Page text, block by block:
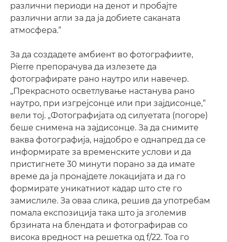
различни периоди на денот и пробајте
различни агли за да ја добиете саканата
атмосфера.“
За да создадете амбиент во фотографиите,
Pierre препорачува да излезете да
фотографирате рано наутро или навечер.
„Прекрасното осветлување настанува рано
наутро, при изгрејсонце или при зајдисонце,“
вели тој. „Фотографијата од силуетата (погоре)
беше снимена на зајдисонце. За да снимите
ваква фотографија, најдобро е однапред да се
информирате за временските услови и да
пристигнете 30 минути порано за да имате
време да ја пронајдете локацијата и да го
формирате уникатниот кадар што сте го
замислиле. За оваа слика, решив да употребам
помала експозиција така што ја зголемив
брзината на блендата и фотографирав со
висока вредност на решетка од f/22. Тоа го